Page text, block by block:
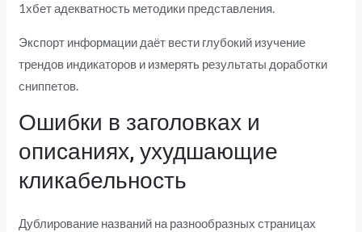
1хбет адекватность методики представления.
Экспорт информации даёт вести глубокий изучение
трендов индикаторов и измерять результаты доработки
сниппетов.
Ошибки в заголовках и
описаниях, ухудшающие
кликабельность
Дублирование названий на разнообразных страницах